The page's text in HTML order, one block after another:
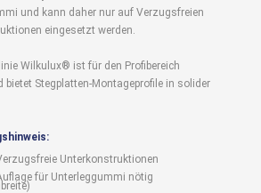
und kann daher nur auf Verzugsfreien
eingesetzt werden.
Wilkulux® ist für den Profibereich
bietet Stegplatten-Montageprofile in solider
Unterkonstruktionen
für Unterleggummi nötig